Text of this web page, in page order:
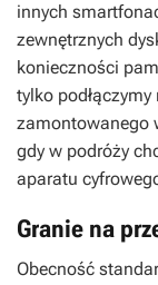
innych
zewnętrznych
konieczności
tylko
zamontowanego
gdy w podróży
aparatu
Granie na
Obecność